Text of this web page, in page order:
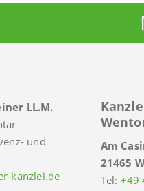
LL.M.
und
kanzlei.de
Am
21465
Tel: +49